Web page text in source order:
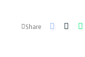
Share